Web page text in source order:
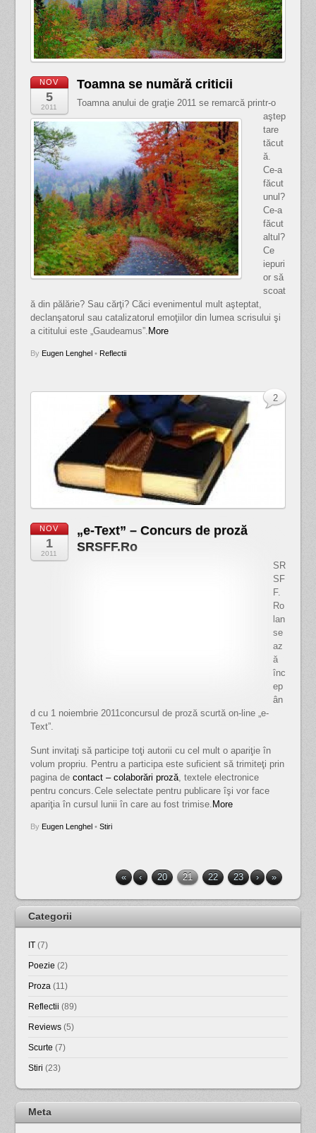
NOV
5
2011
Toamna se numără criticii
Toamna anului de graţie 2011 se remarcă printr-o
aştep
tare
tăcut
ă.
Ce-a
făcut
unul?
Ce-a
făcut
altul?
Ce
iepuri
or să
scoat
ă din pălărie? Sau cărţi? Căci evenimentul mult aşteptat,
declanşatorul sau catalizatorul emoţiilor din lumea scrisului şi
a cititului este „Gaudeamus”. More
By Eugen Lenghel• Reflectii
NOV
1
2011
„e-Text” – Concurs de proză
SRSFF.Ro
SR
SF
F.
Ro
lan
se
az
ă
înc
ep
ân
d cu 1 noiembrie 2011concursul de proză scurtă on-line „e-
Text”.
Sunt invitaţi să participe toţi autorii cu cel mult o apariţie în
volum propriu. Pentru a participa este suficient să trimiteţi prin
pagina de contact – colaborări proză, textele electronice
pentru concurs.Cele selectate pentru publicare îşi vor face
apariţia în cursul lunii în care au fost trimise. More
By Eugen Lenghel• Stiri
2
« ‹ 20 21 22 23 › »
Categorii
IT (7)
Poezie (2)
Proza (11)
Reflectii (89)
Reviews (5)
Scurte (7)
Stiri (23)
Meta